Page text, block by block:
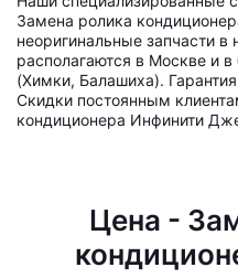
Замена ролика
неоригинальные запчасти в
располагаются в Москве и
(Химки, Балашиха).
Скидки постоянным
кондиционера Инфинити
Цена -